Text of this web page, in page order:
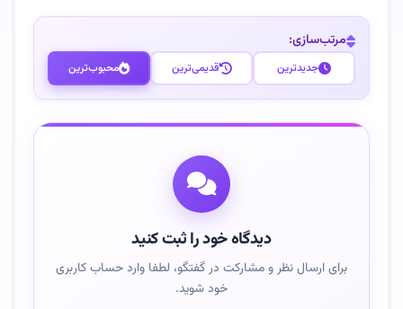
مرتب‌سازی:
جدیدترین قدیمی‌ترین محبوب‌ترین
دیدگاه خود را ثبت کنید
برای ارسال نظر و مشارکت در گفتگو، لطفا وارد حساب کاربری
خود شوید.